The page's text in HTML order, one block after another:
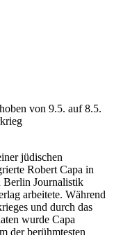
von 9.5. auf 8.5.
jüdischen
Robert Capa in
Berlin Journalistik
arbeitete. Während
und durch das
wurde Capa
der berühmtesten